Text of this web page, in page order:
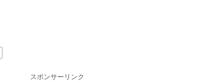
スポンサーリンク